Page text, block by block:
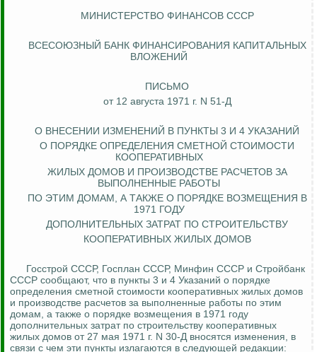
МИНИСТЕРСТВО ФИНАНСОВ СССР
ВСЕСОЮЗНЫЙ БАНК ФИНАНСИРОВАНИЯ КАПИТАЛЬНЫХ
ВЛОЖЕНИЙ
ПИСЬМО
от 12 августа 1971 г. N 51-Д
О ВНЕСЕНИИ ИЗМЕНЕНИЙ В ПУНКТЫ 3 И 4 УКАЗАНИЙ
О ПОРЯДКЕ ОПРЕДЕЛЕНИЯ СМЕТНОЙ СТОИМОСТИ
КООПЕРАТИВНЫХ
ЖИЛЫХ ДОМОВ И ПРОИЗВОДСТВЕРАСЧЕТОВ ЗА
ВЫПОЛНЕННЫЕ РАБОТЫ
ПО ЭТИМ ДОМАМ, А ТАКЖЕ О ПОРЯДКЕ ВОЗМЕЩЕНИЯ В
1971 ГОДУ
ДОПОЛНИТЕЛЬНЫХ ЗАТРАТ ПО СТРОИТЕЛЬСТВУ
КООПЕРАТИВНЫХ ЖИЛЫХ ДОМОВ
Госстрой СССР, Госплан СССР, Минфин СССР и Стройбанк
СССР сообщают, что в пункты 3 и 4 Указаний о порядке
определения сметной стоимости кооперативных жилых домов
и производстве расчетов за выполненные работы по этим
домам, а также о порядке возмещения в 1971 году
дополнительных затрат по строительству кооперативных
жилых домов от 27 мая 1971 г. N 30-Д вносятся изменения, в
связи с чем эти пункты излагаются в следующей редакции: